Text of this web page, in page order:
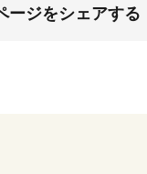
ージをシェアする